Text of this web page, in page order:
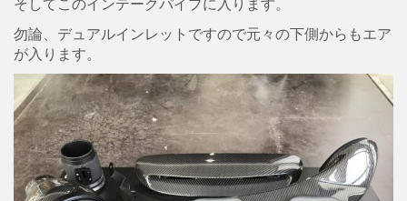
勿論、デュアルインレットですので元々の下側からもエア
が入ります。